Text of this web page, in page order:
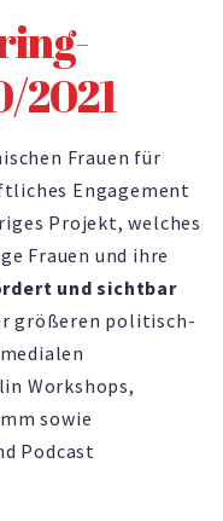
2021
Frauen für
Engagement
Projekt, welches
Frauen und ihre
und sichtbar
größeren politisch-
Workshops,
sowie
Podcast